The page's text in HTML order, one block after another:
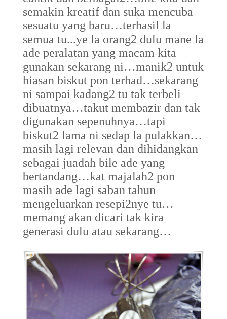
semakin kreatif dan suka mencuba
sesuatu yang baru…terhasil la
semua tu...ye la orang2 dulu mane la
ade peralatan yang macam kita
gunakan sekarang ni…manik2 untuk
hiasan biskut pon terhad…sekarang
ni sampai kadang2 tu tak terbeli
dibuatnya…takut membazir dan tak
digunakan sepenuhnya…tapi
biskut2 lama ni sedap la pulakkan…
masih lagi relevan dan dihidangkan
sebagai juadah bile ade yang
bertandang…kat majalah2 pon
masih ade lagi saban tahun
mengeluarkan resepi2nye tu…
memang akan dicari tak kira
generasi dulu atau sekarang…